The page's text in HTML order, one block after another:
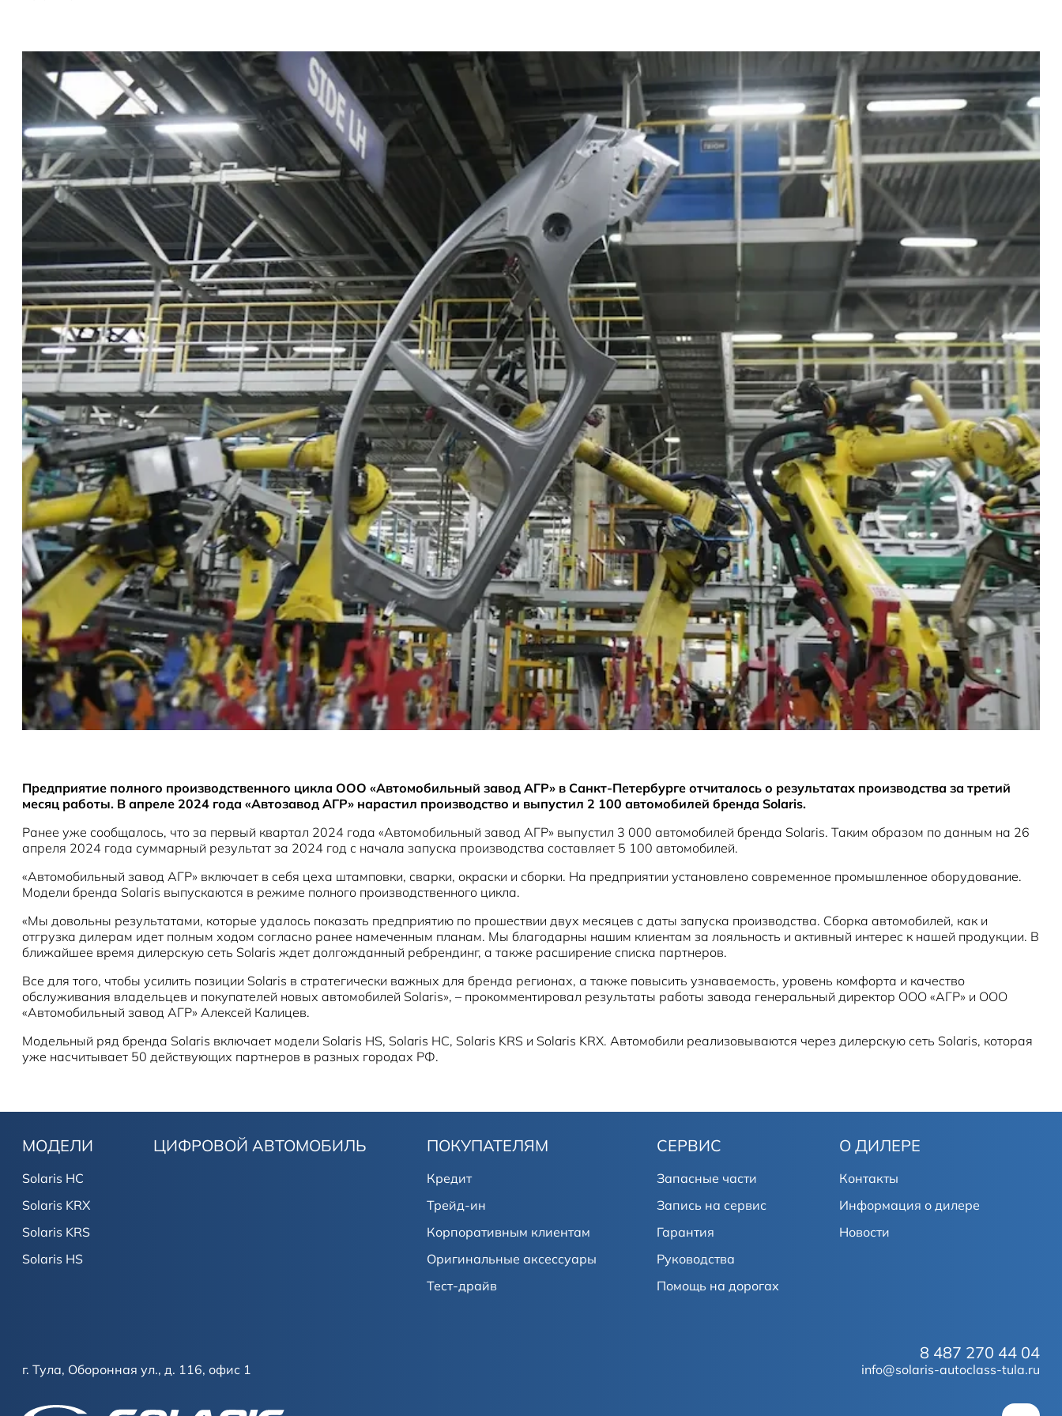
Предприятие полного производственного цикла ООО «Автомобильный завод АГР» в Санкт-Петербурге отчиталось о результатах производства за третий
месяц работы. В апреле 2024 года «Автозавод АГР» нарастил производство и выпустил 2 100 автомобилей бренда Solaris.
Ранее уже сообщалось, что за первый квартал 2024 года «Автомобильный завод АГР» выпустил 3 000 автомобилей бренда Solaris. Таким образом по данным на 26
апреля 2024 года суммарный результат за 2024 год с начала запуска производства составляет 5 100 автомобилей.
«Автомобильный завод АГР» включает в себя цеха штамповки, сварки, окраски и сборки. На предприятии установлено современное промышленное оборудование.
Модели бренда Solaris выпускаются в режиме полного производственного цикла.
«Мы довольны результатами, которые удалось показать предприятию по прошествии двух месяцев с даты запуска производства. Сборка автомобилей, как и
отгрузка дилерам идет полным ходом согласно ранее намеченным планам. Мы благодарны нашим клиентам за лояльность и активный интерес к нашей продукции. В
ближайшее время дилерскую сеть Solaris ждет долгожданный ребрендинг, а также расширение списка партнеров.
Все для того, чтобы усилить позиции Solaris в стратегически важных для бренда регионах, а также повысить узнаваемость, уровень комфорта и качество
обслуживания владельцев и покупателей новых автомобилей Solaris», – прокомментировал результаты работы завода генеральный директор ООО «АГР» и ООО
«Автомобильный завод АГР» Алексей Калицев.
Модельный ряд бренда Solaris включает модели Solaris HS, Solaris HC, Solaris KRS и Solaris KRX. Автомобили реализовываются через дилерскую сеть Solaris, которая
уже насчитывает 50 действующих партнеров в разных городах РФ.
МОДЕЛИ
Solaris HC
Solaris KRX
Solaris KRS
Solaris HS
ЦИФРОВОЙ АВТОМОБИЛЬ ПОКУПАТЕЛЯМ
Кредит
Трейд-ин
Корпоративным клиентам
Оригинальные аксессуары
Тест-драйв
СЕРВИС
Запасные части
Запись на сервис
Гарантия
Руководства
Помощь на дорогах
О ДИЛЕРЕ
Контакты
Информация о дилере
Новости
г. Тула, Оборонная ул., д. 116, офис 1
8 487 270 44 04
info@solaris-autoclass-tula.ru